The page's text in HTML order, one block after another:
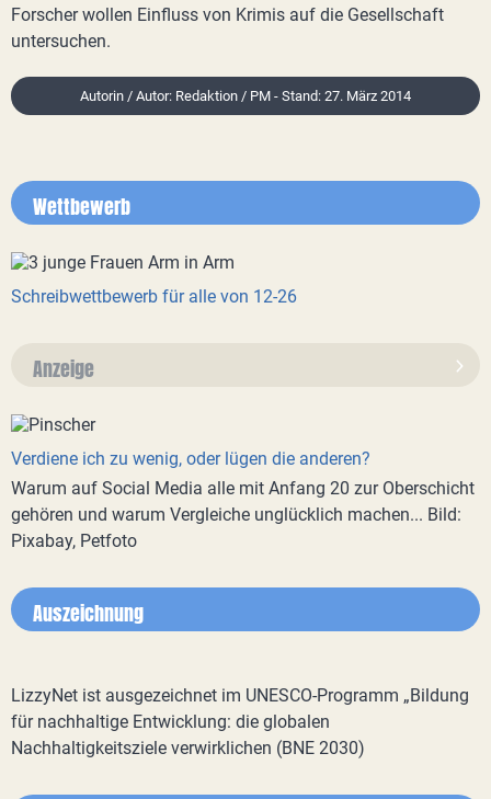
Forscher wollen Einfluss von Krimis auf die Gesellschaft
untersuchen.
Autorin / Autor: Redaktion / PM - Stand: 27. März 2014
Wettbewerb
Schreibwettbewerb für alle von 12-26
Anzeige
Verdiene ich zu wenig, oder lügen die anderen?
Warum auf Social Media alle mit Anfang 20 zur Oberschicht
gehören und warum Vergleiche unglücklich machen... Bild:
Pixabay, Petfoto
Auszeichnung
LizzyNet ist ausgezeichnet im UNESCO-Programm „Bildung
für nachhaltige Entwicklung: die globalen
Nachhaltigkeitsziele verwirklichen (BNE 2030)